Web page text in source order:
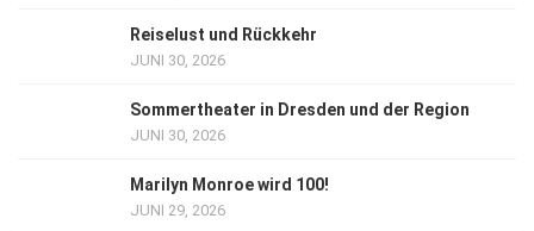
Reiselust und Rückkehr
JUNI 30, 2026
Sommertheater in Dresden und der Region
JUNI 30, 2026
Marilyn Monroe wird 100!
JUNI 29, 2026